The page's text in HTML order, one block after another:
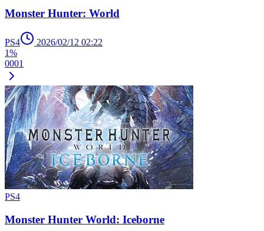
Monster Hunter: World
PS4
2026/02/12 02:22
1%
0001
PS4
Monster Hunter World: Iceborne